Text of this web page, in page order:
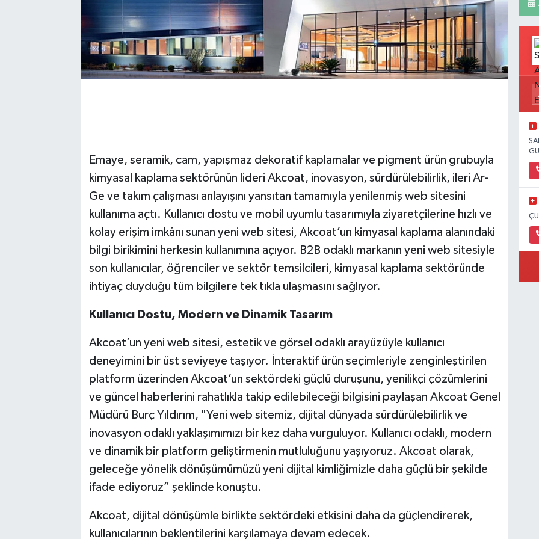
Emaye, seramik, cam, yapışmaz dekoratif kaplamalar ve pigment ürün grubuyla
kimyasal kaplama sektörünün lideri Akcoat, inovasyon, sürdürülebilirlik, ileri Ar-
Ge ve takım çalışması anlayışını yansıtan tamamıyla yenilenmiş web sitesini
kullanıma açtı. Kullanıcı dostu ve mobil uyumlu tasarımıyla ziyaretçilerine hızlı ve
kolay erişim imkânı sunan yeni web sitesi, Akcoat’un kimyasal kaplama alanındaki
bilgi birikimini herkesin kullanımına açıyor. B2B odaklı markanın yeni web sitesiyle
son kullanıcılar, öğrenciler ve sektör temsilcileri, kimyasal kaplama sektöründe
ihtiyaç duyduğu tüm bilgilere tek tıkla ulaşmasını sağlıyor.
Kullanıcı Dostu, Modern ve Dinamik Tasarım
Akcoat’un yeni web sitesi, estetik ve görsel odaklı arayüzüyle kullanıcı
deneyimini bir üst seviyeye taşıyor. İnteraktif ürün seçimleriyle zenginleştirilen
platform üzerinden Akcoat’un sektördeki güçlü duruşunu, yenilikçi çözümlerini
ve güncel haberlerini rahatlıkla takip edilebileceği bilgisini paylaşan Akcoat Genel
Müdürü Burç Yıldırım, "Yeni web sitemiz, dijital dünyada sürdürülebilirlik ve
inovasyon odaklı yaklaşımımızı bir kez daha vurguluyor. Kullanıcı odaklı, modern
ve dinamik bir platform geliştirmenin mutluluğunu yaşıyoruz. Akcoat olarak,
geleceğe yönelik dönüşümümüzü yeni dijital kimliğimizle daha güçlü bir şekilde
ifade ediyoruz” şeklinde konuştu.
Akcoat, dijital dönüşümle birlikte sektördeki etkisini daha da güçlendirerek,
kullanıcılarının beklentilerini karşılamaya devam edecek.